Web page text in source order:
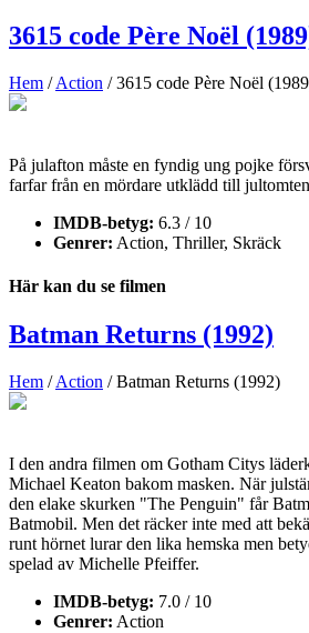
3615 code Père Noël
Hem /Action / 3615 code Père Noël
På julafton måste en fyndig ung pojke
farfar från en mördare utklädd till
IMDB-betyg: 6.3 / 10
Genrer: Action, Thriller, Skräck
Här kan du se filmen
Batman Returns (1992)
Hem /Action / Batman Returns (1992)
I den andra filmen om Gotham Citys
Michael Keaton bakom masken. När
den elake skurken "The Penguin" får
Batmobil. Men det räcker inte med att
runt hörnet lurar den lika hemska men
spelad av Michelle Pfeiffer.
IMDB-betyg: 7.0 / 10
Genrer: Action